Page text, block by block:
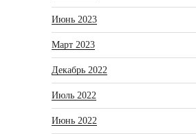
Июнь 2023
Март 2023
Декабрь 2022
Июль 2022
Июнь 2022